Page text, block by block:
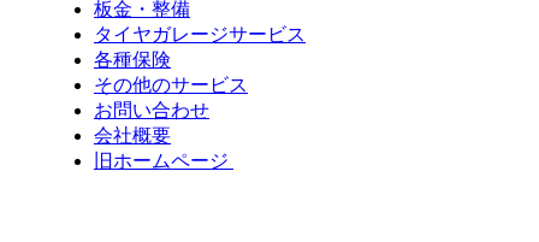
板金・整備
タイヤガレージサービス
各種保険
その他のサービス
お問い合わせ
会社概要
旧ホームページ